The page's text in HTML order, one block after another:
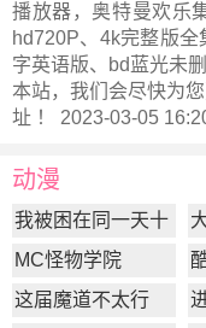
播放器，奥特曼欢乐
hd720P、4k完整版
字英语版、bd蓝光未
本站，我们会尽快为
址 ！ 2023-03-05
动漫
我被困在同一天十
万年
MC怪物学院
1
这届魔道不太行